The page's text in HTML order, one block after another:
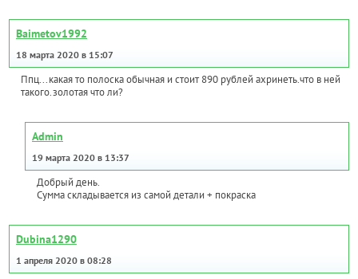
Baimetov1992
18 марта 2020 в 15:07
Ппц...какая то полоска обычная и стоит 890 рублей ахринеть.что в ней
такого.золотая что ли?
Admin
19 марта 2020 в 13:37
Добрый день.
Сумма складывается из самой детали + покраска
Dubina1290
1 апреля 2020 в 08:28